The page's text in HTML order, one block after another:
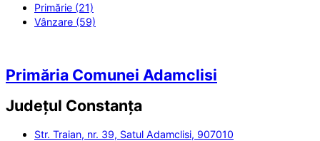
Primărie (21)
Vânzare (59)
Primăria Comunei Adamclisi
Județul Constanța
Str. Traian, nr. 39, Satul Adamclisi, 907010